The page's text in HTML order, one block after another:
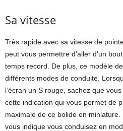
Sa vitesse
Très rapide avec sa vitesse de
peut vous permettre d’aller d’un
temps record. De plus, ce modèle
différents modes de conduite.
l’écran un S rouge, sachez que
cette indication qui vous permet de
maximale de ce bolide en
vous indique vous conduisez en